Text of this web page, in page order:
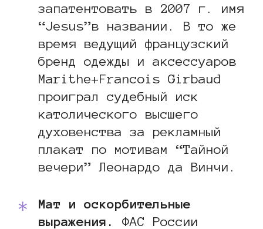
запатентовать в 2007 г. имя
“Jesus”в названии. В то же
время ведущий французский
бренд одежды и аксессуаров
Marithe+Francois Girbaud
проиграл судебный иск
католического высшего
духовенства за рекламный
плакат по мотивам “Тайной
вечери” Леонардо да Винчи.
Мат и оскорбительные
выражения.
ФАС России